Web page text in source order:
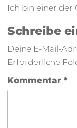
Ich bin einer der
Schreibe
Deine E-Mail-
Erforderliche
Kommentar *